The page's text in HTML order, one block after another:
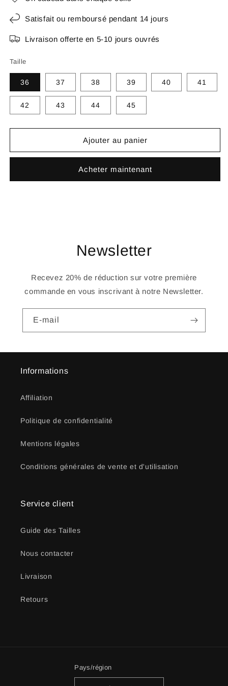
Satisfait ou remboursé pendant 14 jours
Livraison offerte en 5-10 jours ouvrés
Taille
36 37 38 39 40 41
42 43 44 45
Ajouter au panier
Acheter maintenant
Newsletter
Recevez 20% de réduction sur votre première
commande en vous inscrivant à notre Newsletter.
E-mail
Informations
Affiliation
Politique de confidentialité
Mentions légales
Conditions générales de vente et d'utilisation
Service client
Guide des Tailles
Nous contacter
Livraison
Retours
Pays/région